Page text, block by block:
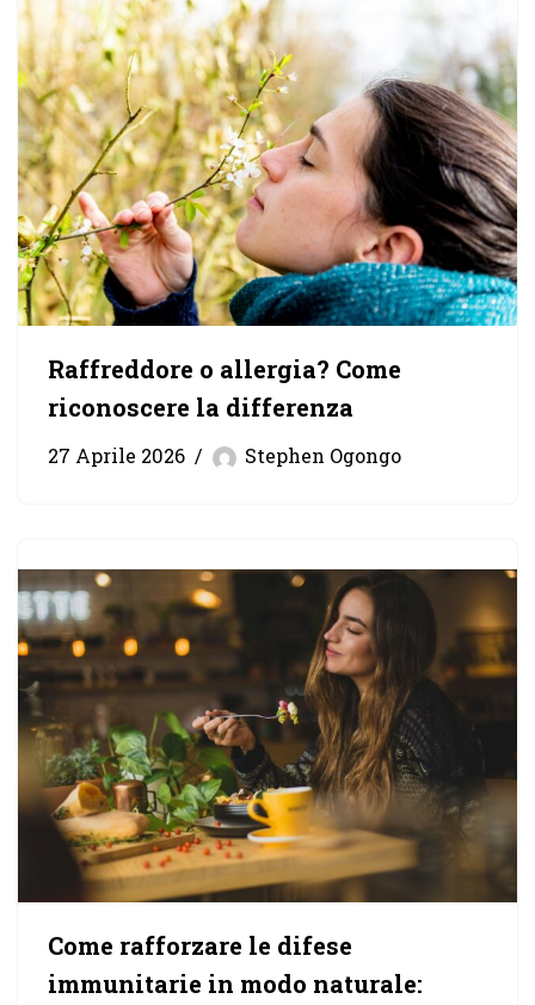
Raffreddore o allergia? Come
riconoscere la differenza
27 Aprile 2026 Stephen Ogongo
Come rafforzare le difese
immunitarie in modo naturale: